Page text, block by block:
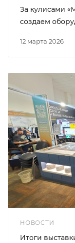
12 марта 2026
За кулисами
создаем
НОВОСТИ
Итоги